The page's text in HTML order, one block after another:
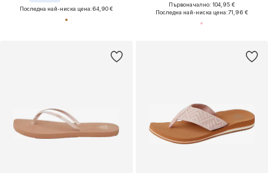
Последна най-ниска цена:64,90 €
Първоначално: 104,95 €
Последна най-ниска цена:71,96 €